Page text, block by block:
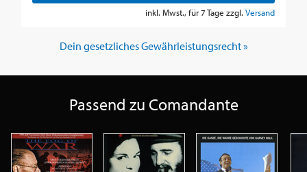
inkl. Mwst., für 7 Tage zzgl. Versand
Dein gesetzliches Gewährleistungsrecht »
Passend zu Comandante